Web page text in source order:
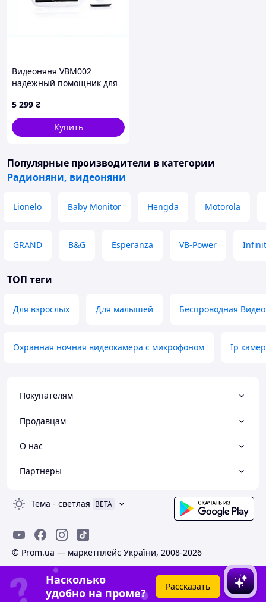
Видеоняня VBM002
надежный помощник для
2C598M877C
5 299 ₴
Купить
Популярные производители в категории
Радионяни, видеоняни
Lionelo Baby Monitor Hengda Motorola
GRAND B&G Esperanza VB-Power
ТОП теги
Для взрослых Для малышей Беспроводная
Охранная ночная видеокамера с микрофоном Ip
Покупателям
Продавцам
О нас
Партнеры
Тема - светлая BETA
© Prom.ua — маркетплейс України, 2008-2026
Насколько
удобно на проме?
Рассказать